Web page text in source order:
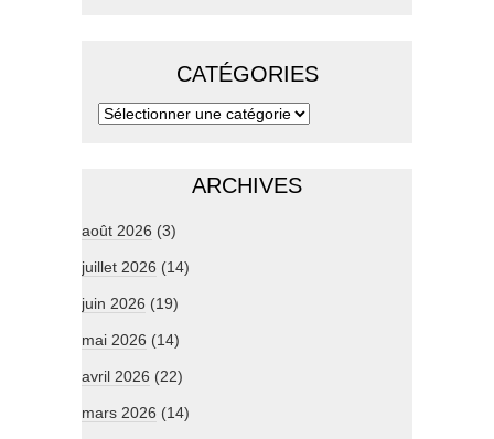
CATÉGORIES
ARCHIVES
août 2026 (3)
juillet 2026 (14)
juin 2026 (19)
mai 2026 (14)
avril 2026 (22)
mars 2026 (14)